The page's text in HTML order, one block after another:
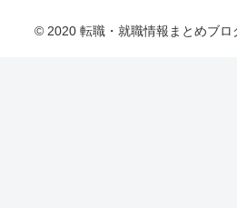
© 2020 転職・就職情報まとめブロ